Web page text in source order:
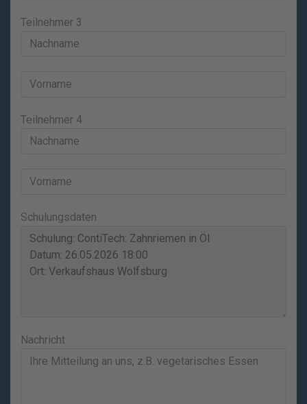
Teilnehmer 3
Teilnehmer 4
Schulungsdaten
Nachricht